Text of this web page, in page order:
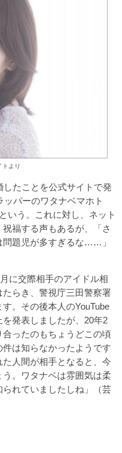
トより
たことを公式サイトで発
ッパーのワタナベマホト
いう。これに対し、ネット
福する声もあるが、「さ
問題児が多すぎるな……」
に交際相手のアイドル相
らき、警視庁三田警察署
。その後本人のYouTube
発表しましたが、20年2
ったのもちょうどこの頃
は知らなかったようです
人間が相手となると、今
。ワタナベは雰囲気は柔
れていましたしね」（芸